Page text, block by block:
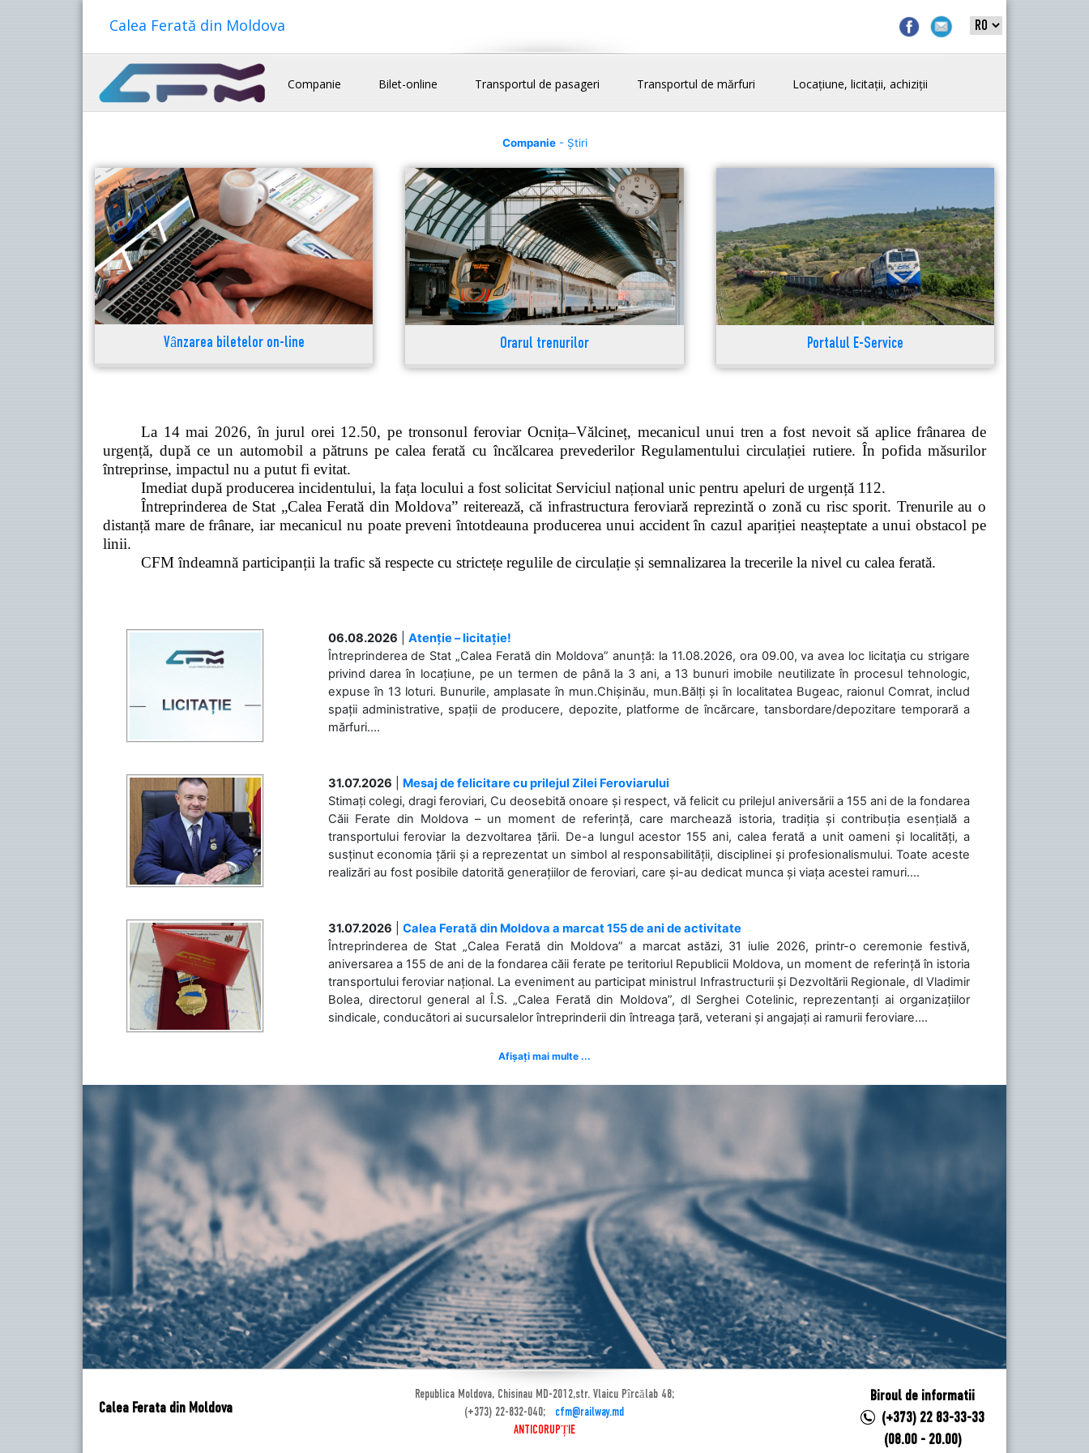
Calea Ferată din Moldova
Companie Bilet-online Transportul de pasageri Transportul de mărfuri Locațiune, licitații, achiziții
Companie- Știri
Vânzarea biletelor on-line Orarul trenurilor Portalul E-Service
La 14 mai 2026, în jurul orei 12.50, pe tronsonul feroviar Ocnița–Vălcineț, mecanicul unui tren a fost nevoit să aplice frânarea de
urgență, după ce un automobil a pătruns pe calea ferată cu încălcarea prevederilor Regulamentului circulației rutiere. În pofida măsurilor
întreprinse, impactul nu a putut fi evitat.
Imediat după producerea incidentului, la fața locului a fost solicitat Serviciul național unic pentru apeluri de urgență 112.
Întreprinderea de Stat „Calea Ferată din Moldova” reiterează, că infrastructura feroviară reprezintă o zonă cu risc sporit. Trenurile au o
distanță mare de frânare, iar mecanicul nu poate preveni întotdeauna producerea unui accident în cazul apariției neașteptate a unui obstacol pe
linii.
CFM îndeamnă participanții la trafic să respecte cu strictețe regulile de circulație și semnalizarea la trecerile la nivel cu calea ferată.
06.08.2026
Atenție – licitație!
Întreprinderea de Stat „Calea Ferată din Moldova” anunță: la 11.08.2026, ora 09.00, va avea loc licitaţia cu strigare
privind darea în locațiune, pe un termen de până la 3 ani, a 13 bunuri imobile neutilizate în procesul tehnologic,
expuse în 13 loturi. Bunurile, amplasate în mun.Chișinău, mun.Bălți și în localitatea Bugeac, raionul Comrat, includ
spații administrative, spații de producere, depozite, platforme de încărcare, tansbordare/depozitare temporară a
mărfuri....
31.07.2026
Mesaj de felicitare cu prilejul Zilei Feroviarului
Stimați colegi, dragi feroviari, Cu deosebită onoare și respect, vă felicit cu prilejul aniversării a 155 ani de la fondarea
Căii Ferate din Moldova – un moment de referință, care marchează istoria, tradiția și contribuția esențială a
transportului feroviar la dezvoltarea țării. De-a lungul acestor 155 ani, calea ferată a unit oameni și localități, a
susținut economia țării și a reprezentat un simbol al responsabilității, disciplinei și profesionalismului. Toate aceste
realizări au fost posibile datorită generațiilor de feroviari, care și-au dedicat munca și viața acestei ramuri....
31.07.2026
Calea Ferată din Moldova a marcat 155 de ani de activitate
Întreprinderea de Stat „Calea Ferată din Moldova” a marcat astăzi, 31 iulie 2026, printr-o ceremonie festivă,
aniversarea a 155 de ani de la fondarea căii ferate pe teritoriul Republicii Moldova, un moment de referință în istoria
transportului feroviar național. La eveniment au participat ministrul Infrastructurii și Dezvoltării Regionale, dl Vladimir
Bolea, directorul general al Î.S. „Calea Ferată din Moldova”, dl Serghei Cotelinic, reprezentanți ai organizațiilor
sindicale, conducători ai sucursalelor întreprinderii din întreaga țară, veterani și angajați ai ramurii feroviare....
Afișați mai multe ...
Calea Ferata din Moldova
Republica Moldova, Chisinau MD-2012,str. Vlaicu Pîrcălab 48;
(+373) 22-832-040; cfm@railway.md
ANTICORUPȚIE
Biroul de informatii
(+373) 22 83-33-33
(08.00 - 20.00)